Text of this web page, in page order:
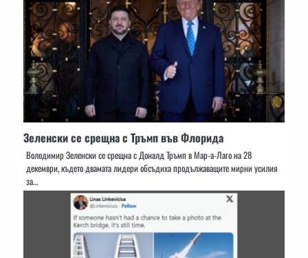
Зеленски се срещна с Тръмп във Флорида
Володимир Зеленски се срещна с Доналд Тръмп в Мар-а-Лаго на 28
декември, където двамата лидери обсъдиха продължаващите мирни усилия
за…